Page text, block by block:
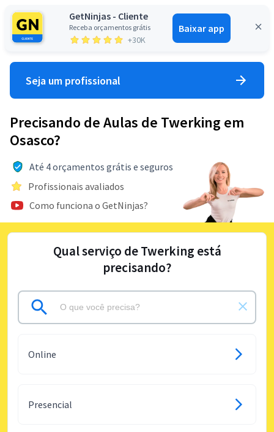
GetNinjas - Cliente
Receba orçamentos grátis
+30K
Baixar app
Entrar
Seja um profissional
Precisando de Aulas de Twerking em
Osasco?
Até 4 orçamentos grátis e seguros
Profissionais avaliados
Como funciona o GetNinjas?
Qual serviço de Twerking está
precisando?
Online
Presencial